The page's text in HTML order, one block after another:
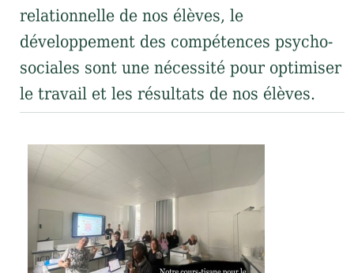
relationnelle de nos élèves, le
développement des compétences psycho-
sociales sont une nécessité pour optimiser
le travail et les résultats de nos élèves.